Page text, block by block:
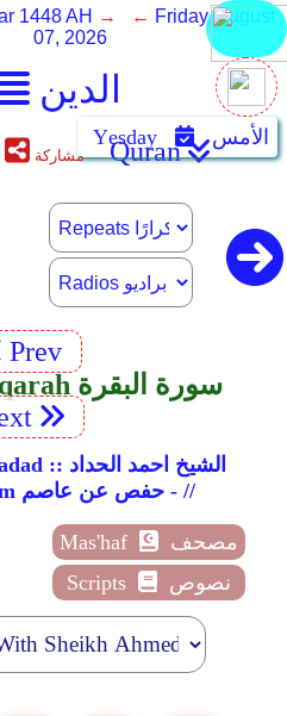
الدين
1448 AH → ← Friday, August
07, 2026
Yẹsday الأمس
مشاركة Quran
Prev
2. Surah Al-Baqarah سورة البقرة
Sheikh Ahmed Al-Hadad :: الشيخ احمد الحداد
// - Hafs for Assem حفص عن عاصم - //
Mas'haf
مصحف
Scripts نصوص